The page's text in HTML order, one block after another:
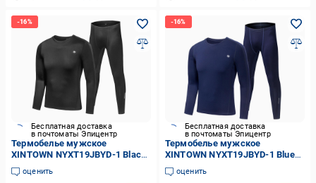
Бесплатная доставка
в почтоматы Эпицентр
Термобелье мужское
XINTOWN NYXT19JBYD-1 Black
2XL осенне-зимний флисовый
костюм с длинными рукавами
оценить
Бесплатная доставка
в почтоматы Эпицентр
Термобелье мужское
XINTOWN NYXT19JBYD-1 Blue
3XL дышащий эластичный
флисовый костюм для спорта
оценить